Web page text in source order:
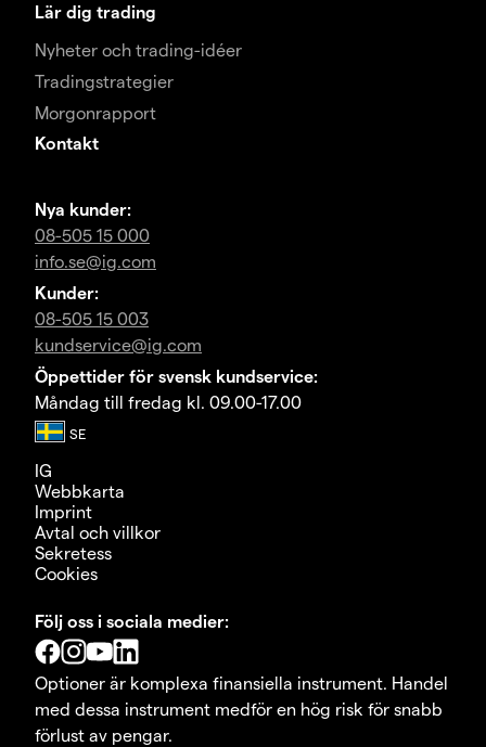
Lär dig trading
Nyheter och trading-idéer
Tradingstrategier
Morgonrapport
Kontakt
Nya kunder:
08-505 15 000
info.se@ig.com
Kunder:
08-505 15 003
kundservice@ig.com
Öppettider för svensk kundservice:
Måndag till fredag kl. 09.00-17.00
IG
Webbkarta
Imprint
Avtal och villkor
Sekretess
Cookies
Följ oss i sociala medier:
Optioner är komplexa finansiella instrument. Handel
med dessa instrument medför en hög risk för snabb
förlust av pengar.